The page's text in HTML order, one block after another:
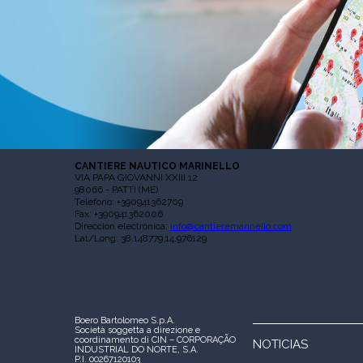
CANTIERE NAUTICO MARINELLO
VIA PAPA GIOVANNI XXIII 12
98066 - PATTI (ME)
Teléfono: +390941362709
Fax: +390941362006
Dirección electrónica: info@cantieremarinello.com
Lat/Long: 38.148779,14.976129
Boero Bartolomeo S.p.A.
Società soggetta a direzione e
coordinamento di CIN – CORPORAÇÃO
INDUSTRIAL DO NORTE, S.A.
P.I. 00267120103
NOTICIAS